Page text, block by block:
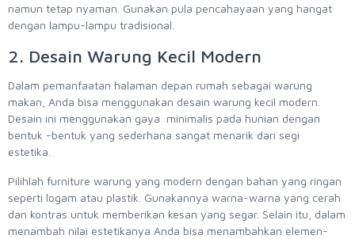
namun tetap nyaman. Gunakan pula pencahayaan yang hangat
dengan lampu-lampu tradisional.
2. Desain Warung Kecil Modern
Dalam pemanfaatan halaman depan rumah sebagai warung
makan, Anda bisa menggunakan desain warung kecil modern.
Desain ini menggunakan gaya minimalis pada hunian dengan
bentuk -bentuk yang sederhana sangat menarik dari segi
estetika.
Pilihlah furniture warung yang modern dengan bahan yang ringan
seperti logam atau plastik. Gunakannya warna-warna yang cerah
dan kontras untuk memberikan kesan yang segar. Selain itu, dalam
menambah nilai estetikanya Anda bisa menambahkan elemen-